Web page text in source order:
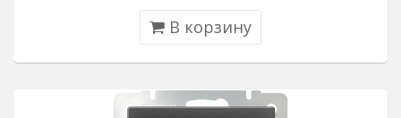
В корзину